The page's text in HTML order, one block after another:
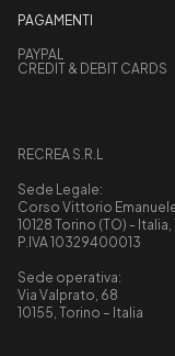
PAGAMENTI
PAYPAL
CREDIT & DEBIT CARDS
RECREA S.R.L
Sede Legale:
Corso Vittorio Emanuele
10128 Torino (TO) -
P.IVA 10329400013
Sede operativa:
Via Valprato, 68
10155, Torino – Italia